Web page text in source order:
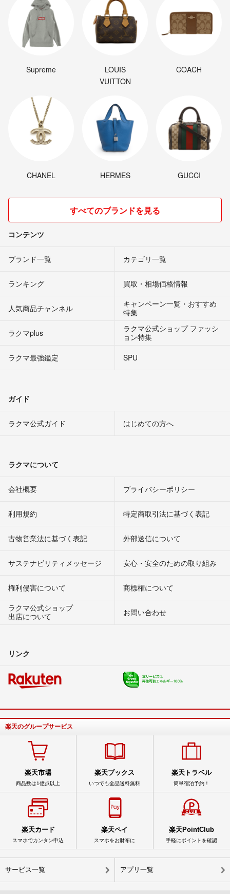
Supreme
LOUIS
VUITTON
COACH
CHANEL HERMES GUCCI
すべてのブランドを見る
コンテンツ
ブランド一覧 カテゴリ一覧
ランキング 買取・相場価格情報
人気商品チャンネル
キャンペーン一覧・おすすめ
特集
ラクマplus
ラクマ公式ショップ ファッシ
ョン特集
ラクマ最強鑑定
SPU
ガイド
ラクマ公式ガイド はじめての方へ
ラクマについて
会社概要 プライバシーポリシー
利用規約 特定商取引法に基づく表記
古物営業法に基づく表記 外部送信について
サステナビリティメッセージ 安心・安全のための取り組み
権利侵害について
商標権について
ラクマ公式ショップ
出店について
お問い合わせ
リンク
楽天のグループサービス
楽天市場
商品数は1億点以上
楽天ブックス
いつでも全品送料無料
楽天トラベル
簡単宿泊予約！
楽天カード
スマホでカンタン申込
楽天ペイ
スマホをお財布に
楽天PointClub
手軽にポイントを確認
サービス一覧 アプリ一覧